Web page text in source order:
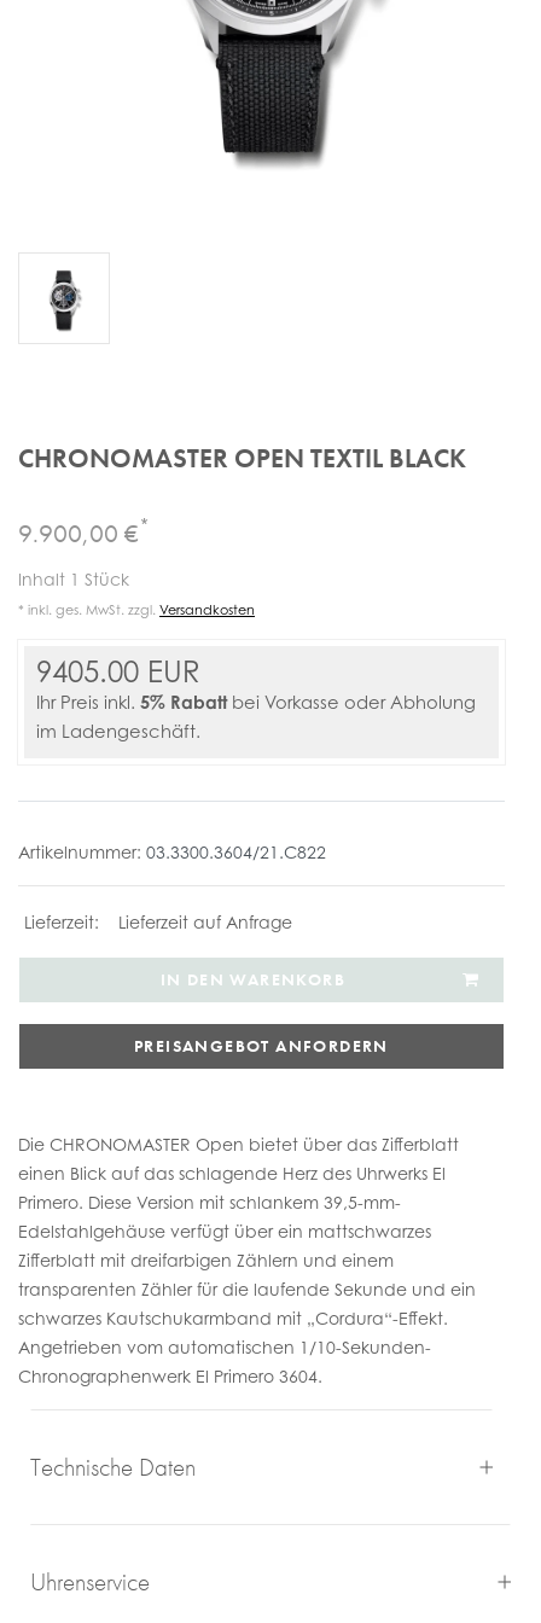
CHRONOMASTER OPEN TEXTIL BLACK
9.900,00 €*
Inhalt 1 Stück
* inkl. ges. MwSt. zzgl. Versandkosten
9405.00 EUR
Ihr Preis inkl. 5% Rabattbei Vorkasse oder Abholung
im Ladengeschäft.
Artikelnummer: 03.3300.3604/21.C822
Lieferzeit auf Anfrage
IN DEN WARENKORB
PREISANGEBOT ANFORDERN
Die CHRONOMASTER Open bietet über das Zifferblatt
einen Blick auf das schlagende Herz des Uhrwerks El
Primero. Diese Version mit schlankem 39,5-mm-
Edelstahlgehäuse verfügt über ein mattschwarzes
Zifferblatt mit dreifarbigen Zählern und einem
transparenten Zähler für die laufende Sekunde und ein
schwarzes Kautschukarmband mit „Cordura“-Effekt.
Angetrieben vom automatischen 1/10-Sekunden-
Chronographenwerk El Primero 3604.
Technische Daten
Uhrenservice